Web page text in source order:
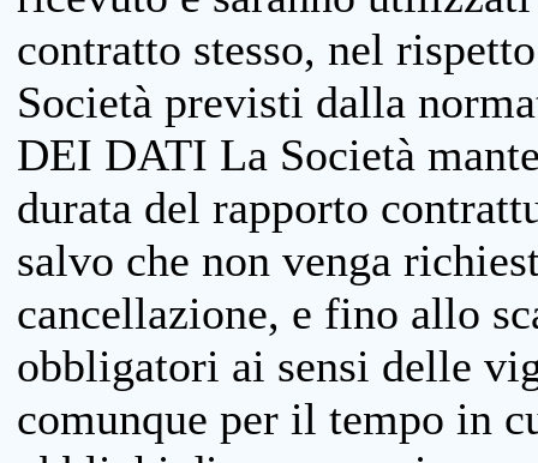
contratto stesso, nel
Società previsti dalla
DEI DATI La Società
durata del rapporto
salvo che non venga
cancellazione, e fino allo
obbligatori ai sensi delle
comunque per il tempo in